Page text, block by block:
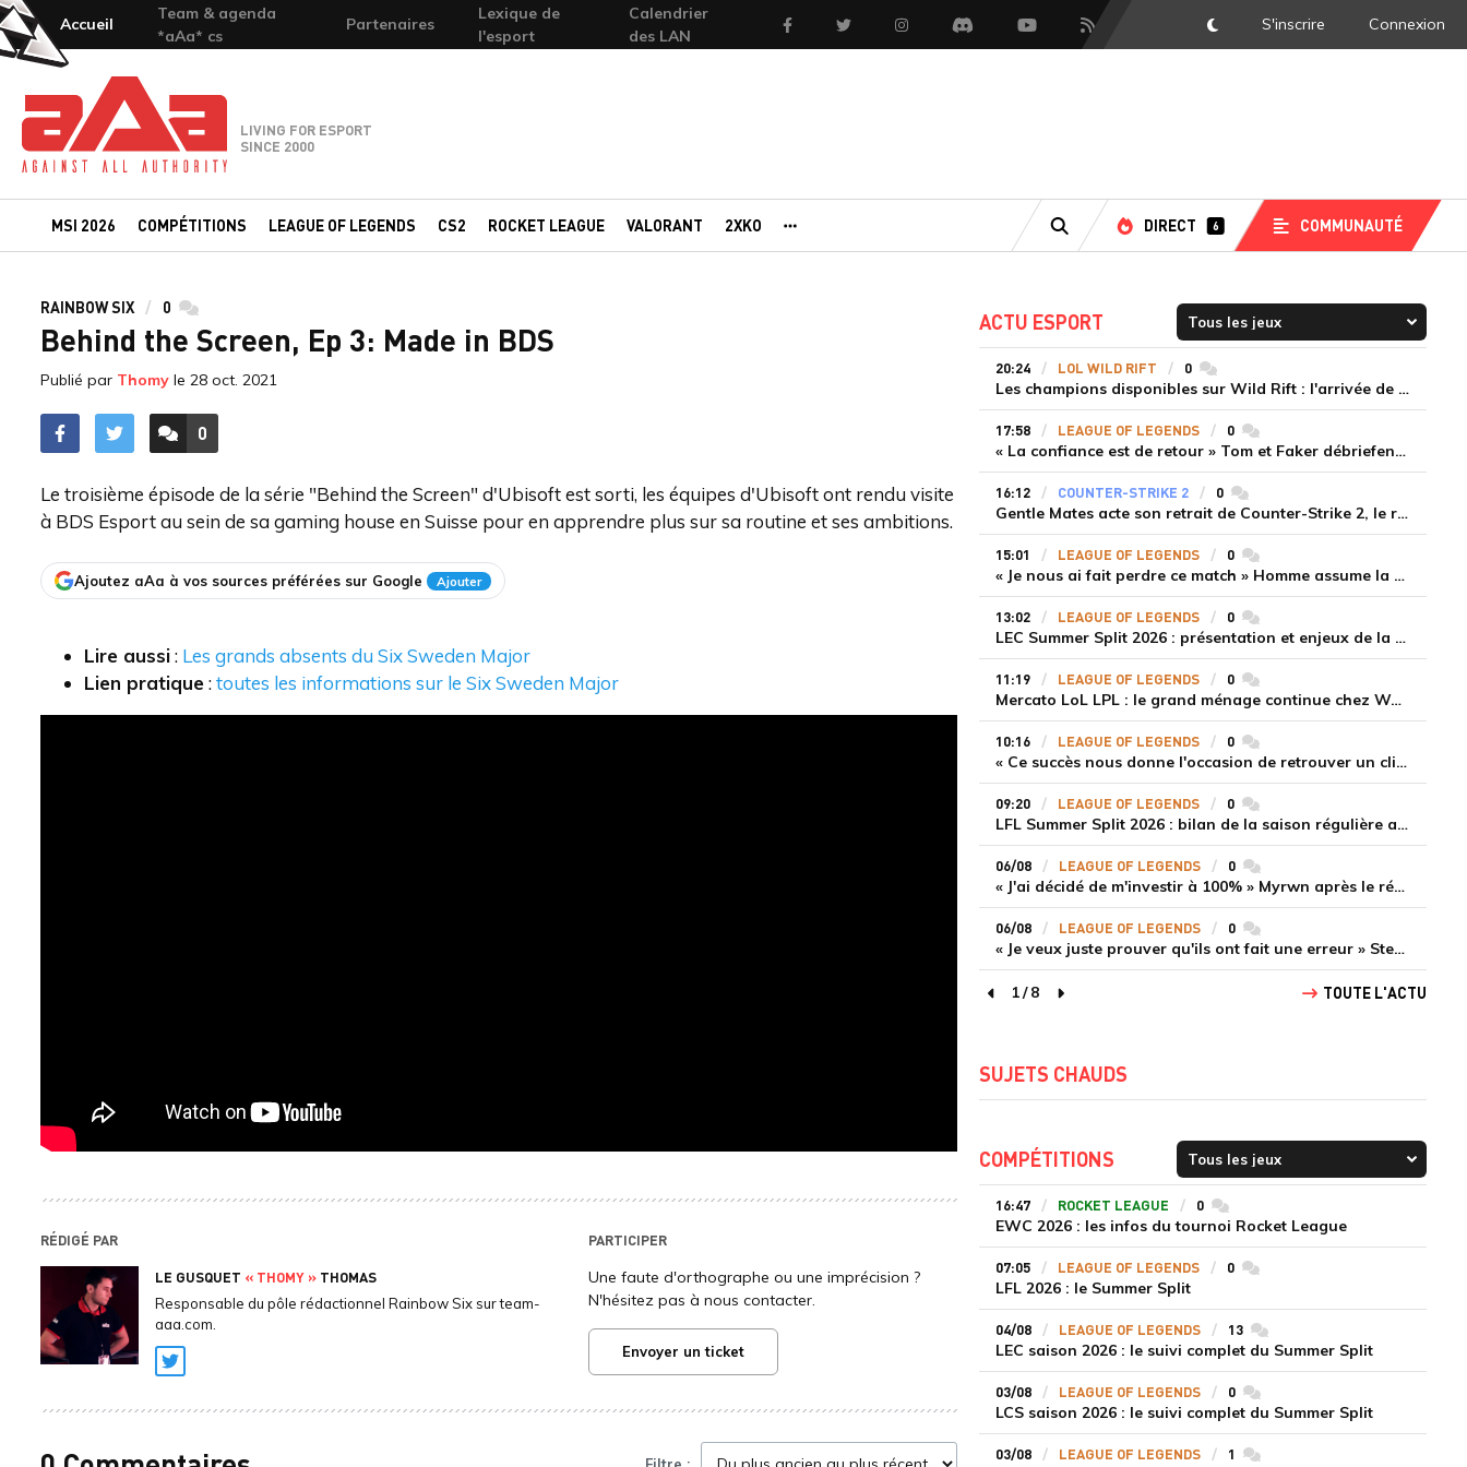
Accueil
Team & agenda
*aAa* cs
Partenaires
Lexique de
l'esport
Calendrier
des LAN
FacebookTwitter InstagramDiscord YoutubeFlux RSS DarkMode
S'inscrire Connexion
Team-aAa - against All authority
LIVING FOR ESPORT
SINCE 2000
MSI 2026 COMPÉTITIONS LEAGUE OF LEGENDS CS2 ROCKET LEAGUE VALORANT 2XKO
RECHERCHE
DIRECT 6 COMMUNAUTÉ
RAINBOW SIX 0 commentaires
Behind the Screen, Ep 3: Made in BDS
Publié par Thomy le 28 oct. 2021
ACCÉDER AUX
0
COMMENTAIRES
Le troisième épisode de la série "Behind the Screen" d'Ubisoft est sorti, les équipes d'Ubisoft ont rendu visite
à BDS Esport au sein de sa gaming house en Suisse pour en apprendre plus sur sa routine et ses ambitions.
Ajoutez aAa à vos sources préférées sur Google Ajouter
Lire aussi: Les grands absents du Six Sweden Major
Lien pratique:toutes les informations sur le Six Sweden Major
RÉDIGÉ PAR
LE GUSQUET « THOMY » THOMAS
Responsable du pôle rédactionnel Rainbow Six sur team-
aaa.com.
Twitter
PARTICIPER
Une faute d'orthographe ou une imprécision ?
N'hésitez pas à nous contacter.
Envoyer un ticket
Filtre :
ACTU ESPORT
20:24 LOL WILD RIFT 0commentaires
Les champions disponibles sur Wild Rift : l'arrivée de Cho'Gath
17:58 LEAGUE OF LEGENDS 0commentaires
« La confiance est de retour » Tom et Faker débriefent la victoire convaincante de T1 face à Dplus KIA
16:12 COUNTER-STRIKE 2 0commentaires
Gentle Mates acte son retrait de Counter-Strike 2, le roster ibérique libéré
15:01 LEAGUE OF LEGENDS 0commentaires
« Je nous ai fait perdre ce match » Homme assume la responsabilité de la défaite de HLE face à Gen.G
13:02 LEAGUE OF LEGENDS 0commentaires
LEC Summer Split 2026 : présentation et enjeux de la troisième semaine de compétition
11:19 LEAGUE OF LEGENDS 0commentaires
Mercato LoL LPL : le grand ménage continue chez Weibo Gaming, Jiejie quitte le navire au profit de Xiaohao
10:16 LEAGUE OF LEGENDS 0commentaires
« Ce succès nous donne l'occasion de retrouver un climat beaucoup plus positif » Ryu et Canyon soulagés après la victoire de Gen.G sur HLE
09:20 LEAGUE OF LEGENDS 0commentaires
LFL Summer Split 2026 : bilan de la saison régulière avec Solary en tête
06/08 LEAGUE OF LEGENDS 0commentaires
« J'ai décidé de m'investir à 100% » Myrwn après le réveil de Movistar KOI face à Fnatic
06/08 LEAGUE OF LEGENDS 0commentaires
« Je veux juste prouver qu'ils ont fait une erreur » Stend se confie sur son mercato chaotique et ses ambitions avec Shifters
page précédente
1/8
page suivante
TOUTE L'ACTU
SUJETS CHAUDS
COMPÉTITIONS
16:47 ROCKET LEAGUE 0commentaires
EWC 2026 : les infos du tournoi Rocket League
07:05 LEAGUE OF LEGENDS 0commentaires
LFL 2026 : le Summer Split
04/08 LEAGUE OF LEGENDS 13commentaires
LEC saison 2026 : le suivi complet du Summer Split
03/08 LEAGUE OF LEGENDS 0commentaires
LCS saison 2026 : le suivi complet du Summer Split
03/08 LEAGUE OF LEGENDS 1 commentaires